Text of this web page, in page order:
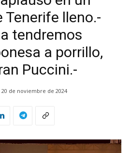
Tenerife lleno.-
tendremos
a porrillo,
Puccini.-
20 de noviembre de 2024